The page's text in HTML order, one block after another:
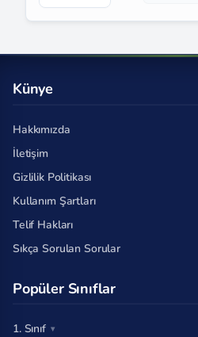
Künye
Hakkımızda
İletişim
Gizlilik Politikası
Kullanım Şartları
Telif Hakları
Sıkça Sorulan Sorular
Popüler Sınıflar
1. Sınıf